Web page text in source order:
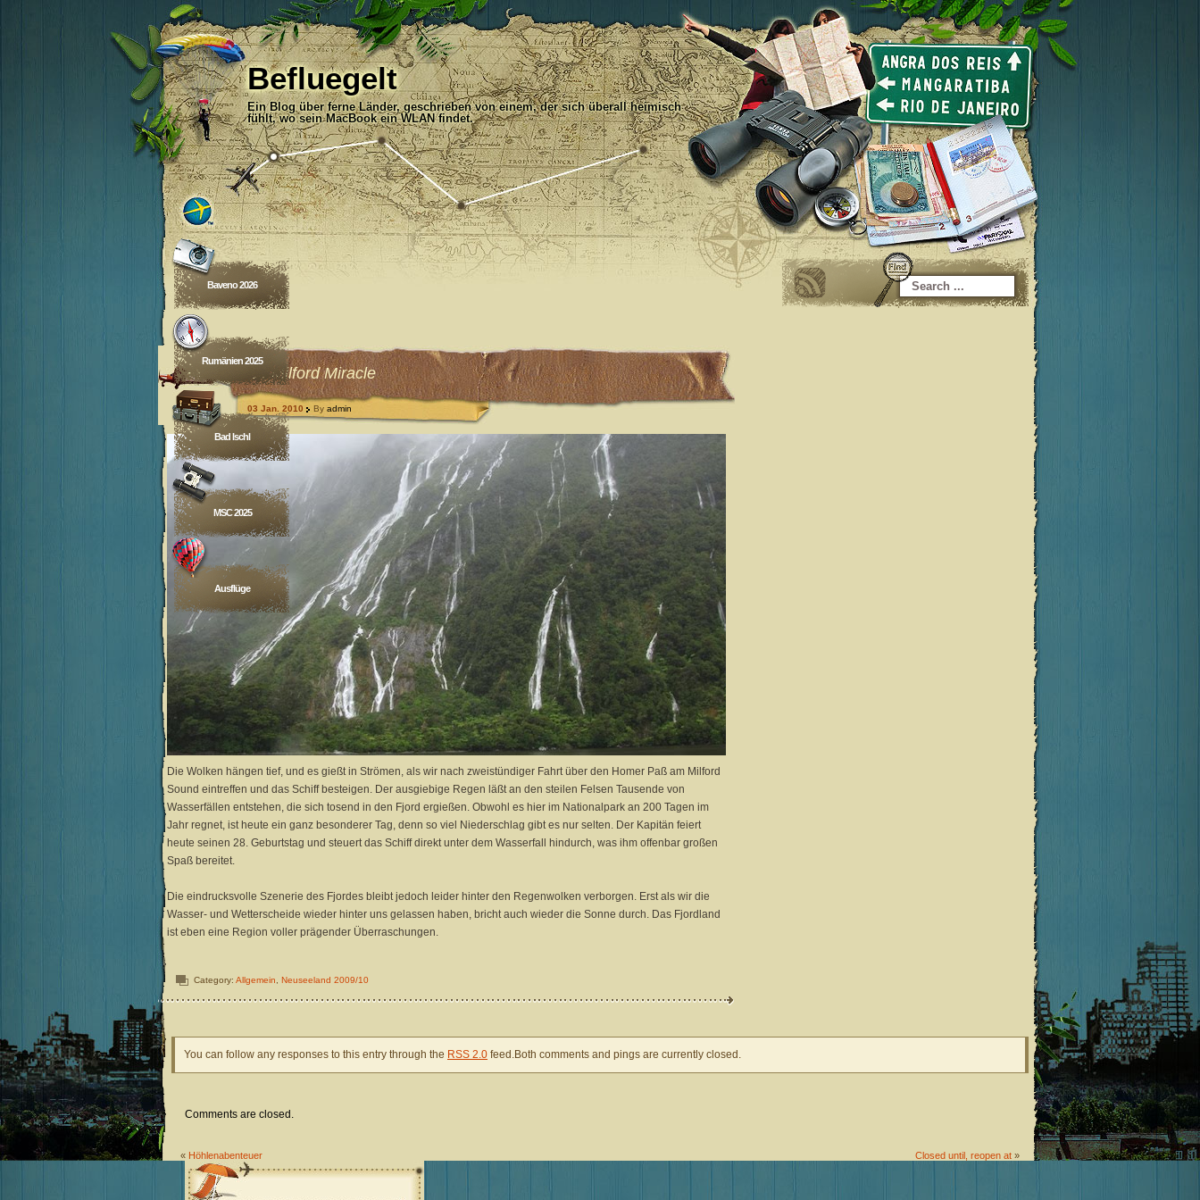
Befluegelt
Ein Blog über ferne Länder, geschrieben von einem, der sich überall heimisch
fühlt, wo sein MacBook ein WLAN findet.
Baveno 2026
Rumänien 2025
Bad Ischl
MSC 2025
Ausflüge
Das Milford Miracle
03 Jan. 2010 By admin
Die Wolken hängen tief, und es gießt in Strömen, als wir nach zweistündiger Fahrt über den Homer Paß am Milford
Sound eintreffen und das Schiff besteigen. Der ausgiebige Regen läßt an den steilen Felsen Tausende von
Wasserfällen entstehen, die sich tosend in den Fjord ergießen. Obwohl es hier im Nationalpark an 200 Tagen im
Jahr regnet, ist heute ein ganz besonderer Tag, denn so viel Niederschlag gibt es nur selten. Der Kapitän feiert
heute seinen 28. Geburtstag und steuert das Schiff direkt unter dem Wasserfall hindurch, was ihm offenbar großen
Spaß bereitet.
Die eindrucksvolle Szenerie des Fjordes bleibt jedoch leider hinter den Regenwolken verborgen. Erst als wir die
Wasser- und Wetterscheide wieder hinter uns gelassen haben, bricht auch wieder die Sonne durch. Das Fjordland
ist eben eine Region voller prägender Überraschungen.
Category: Allgemein Neuseeland 2009/10
You can follow any responses to this entry through the RSS 2.0 feed.Both comments and pings are currently closed.
Comments are closed.
« Höhlenabenteuer Closed until, reopen at »